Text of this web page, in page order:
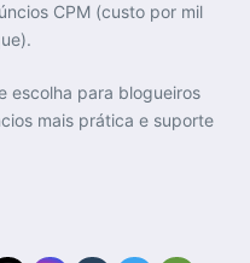
CPM (custo por mil
escolha para blogueiros
mais prática e suporte